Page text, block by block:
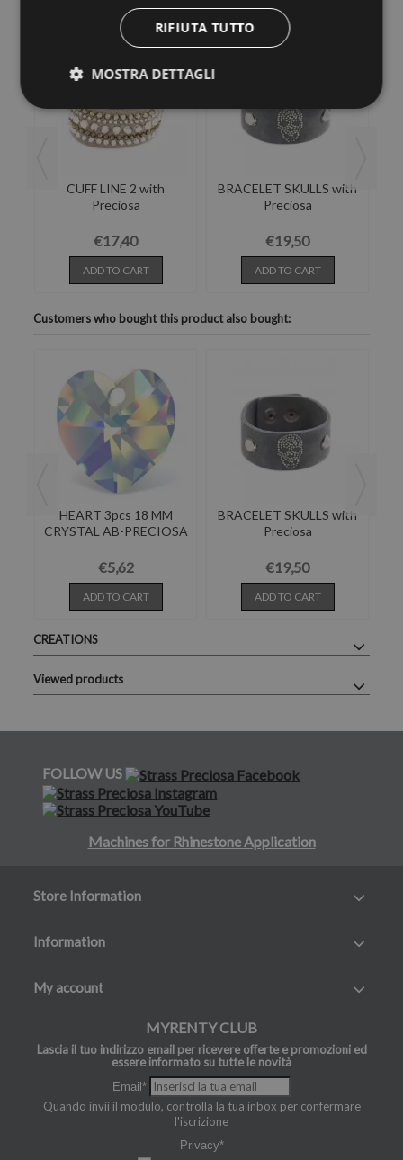
CUFF LINE 2 with
Preciosa
€17,40
ADD TO CART
BRACELET SKULLS with
Preciosa
€19,50
ADD TO CART
Customers who bought this product also bought:
HEART 3pcs 18 MM
CRYSTAL AB-PRECIOSA
€5,62
ADD TO CART
BRACELET SKULLS with
Preciosa
€19,50
ADD TO CART
CREATIONS
Viewed products
FOLLOW US
Machines for Rhinestone Application
Store Information
Information
My account
MYRENTY CLUB
Lascia il tuo indirizzo email per ricevere offerte e promozioni ed
essere informato su tutte le novità
Email*
Quando invii il modulo, controlla la tua inbox per confermare
l'iscrizione
Privacy*
RIFIUTA TUTTO
MOSTRA DETTAGLI